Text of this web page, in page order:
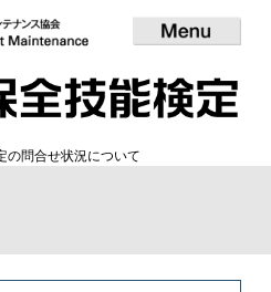
の問合せ状況について